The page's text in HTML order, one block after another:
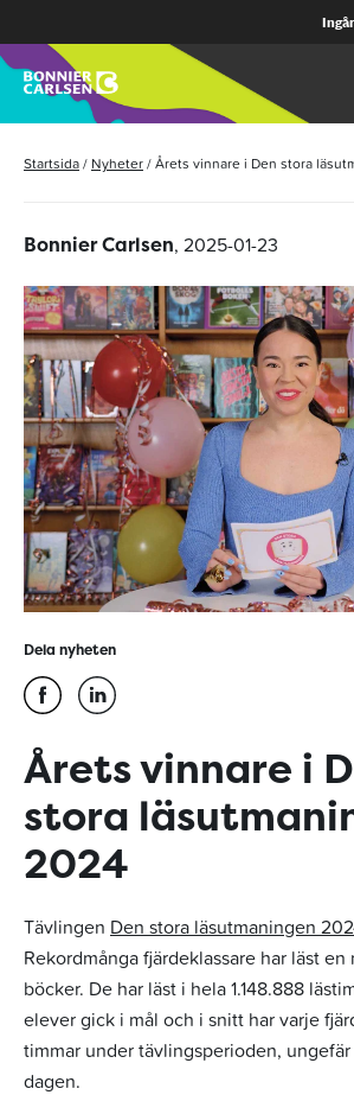
Startsida/ Nyheter/Årets vinnare i Den stora
Bonnier Carlsen, 2025-01-23
Dela nyheten
Årets vinnare i
stora
2024
Tävlingen Den stora läsutmaningen
Rekordmånga fjärdeklassare har läst en
böcker. De har läst i hela 1.148.888
elever gick i mål och i snitt har varje
timmar under tävlingsperioden,
dagen.